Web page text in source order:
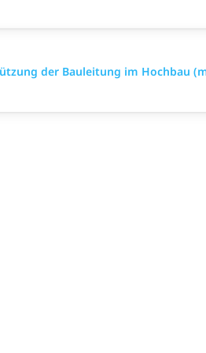
der Bauleitung im Hochbau